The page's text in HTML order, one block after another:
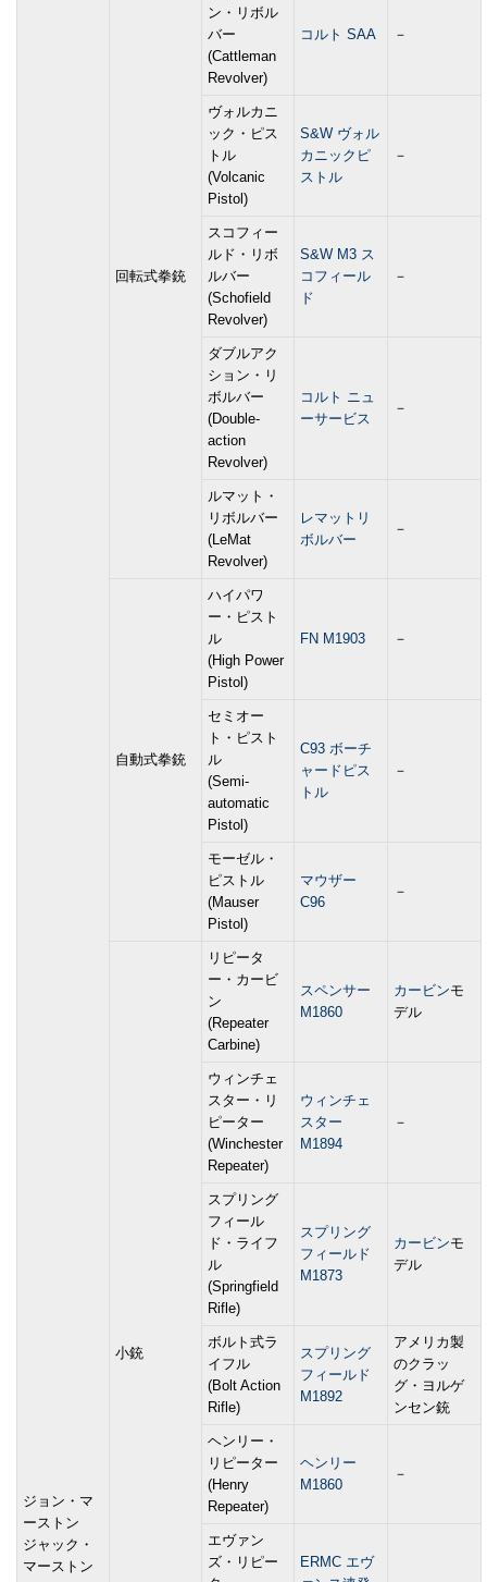
ジョン・マ
ーストン
ジャック・
マーストン
回転式拳銃
ン・リボル
バー
(Cattleman
Revolver)
コルト SAA －
ヴォルカニ
ック・ピス
トル
(Volcanic
Pistol)
S&W ヴォル
カニックピ
ストル
－
スコフィー
ルド・リボ
ルバー
(Schofield
Revolver)
S&W M3 ス
コフィール
ド
－
ダブルアク
ション・リ
ボルバー
(Double-
action
Revolver)
コルト ニュ
ーサービス
－
ルマット・
リボルバー
(LeMat
Revolver)
レマットリ
ボルバー
－
自動式拳銃
ハイパワ
ー・ピスト
ル
(High Power
Pistol)
FN M1903 －
セミオー
ト・ピスト
ル
(Semi-
automatic
Pistol)
C93 ボーチ
ャードピス
トル
－
モーゼル・
ピストル
(Mauser
Pistol)
マウザー
C96
－
小銃
リピータ
ー・カービ
ン
(Repeater
Carbine)
スペンサー
M1860
カービンモ
デル
ウィンチェ
スター・リ
ピーター
(Winchester
Repeater)
ウィンチェ
スター
M1894
－
スプリング
フィール
ド・ライフ
ル
(Springfield
Rifle)
スプリング
フィールド
M1873
カービンモ
デル
ボルト式ラ
イフル
(Bolt Action
Rifle)
スプリング
フィールド
M1892
アメリカ製
のクラッ
グ・ヨルゲ
ンセン銃
ヘンリー・
リピーター
(Henry
Repeater)
ヘンリー
M1860
－
エヴァン
ズ・リピー
ERMC エヴ